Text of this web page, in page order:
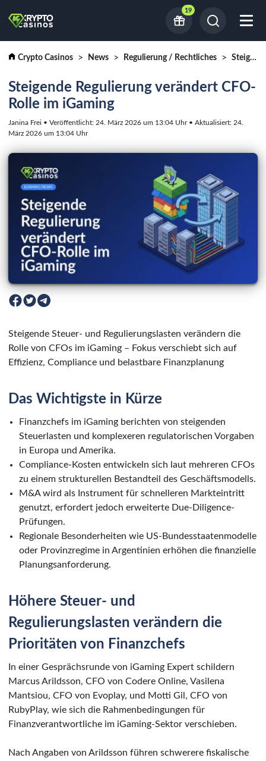
19
Crypto Casinos News Regulierung / Rechtliches Steigende Regulierung verändert CFO-Rolle im iGaming
Steigende Regulierung verändert CFO-
Rolle im iGaming
Janina Frei • Veröffentlicht: 24. März 2026 um 13:04 Uhr • Aktualisiert: 24.
März 2026 um 13:04 Uhr
Steigende Steuer- und Regulierungslasten verändern die
Rolle von CFOs im iGaming – Fokus verschiebt sich auf
Effizienz, Compliance und belastbare Finanzplanung
Das Wichtigste in Kürze
Finanzchefs im iGaming berichten von steigenden
Steuerlasten und komplexeren regulatorischen Vorgaben
in Europa und Amerika.
Compliance-Kosten entwickeln sich laut mehreren CFOs
zu einem strukturellen Bestandteil des Geschäftsmodells.
M&A wird als Instrument für schnelleren Markteintritt
genutzt, erfordert jedoch erweiterte Due-Diligence-
Prüfungen.
Regionale Besonderheiten wie US-Bundesstaatenmodelle
oder Provinzregime in Argentinien erhöhen die finanzielle
Planungsanforderung.
Höhere Steuer- und
Regulierungslasten verändern die
Prioritäten von Finanzchefs
In einer Gesprächsrunde von iGaming Expert schildern
Marcus Arildsson, CFO von Codere Online, Vasilena
Mantsiou, CFO von Evoplay, und Motti Gil, CFO von
RubyPlay, wie sich die Rahmenbedingungen für
Finanzverantwortliche im iGaming-Sektor verschieben.
Nach Angaben von Arildsson führen schwerere fiskalische